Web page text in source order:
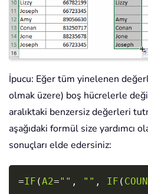
İpucu: Eğer tüm yinelenen
olmak üzere) boş hücrelerle
aralıktaki benzersiz değerleri
aşağıdaki formül size yardımcı
sonuçları elde edersiniz:
=IF (A2="" , "" , IF (